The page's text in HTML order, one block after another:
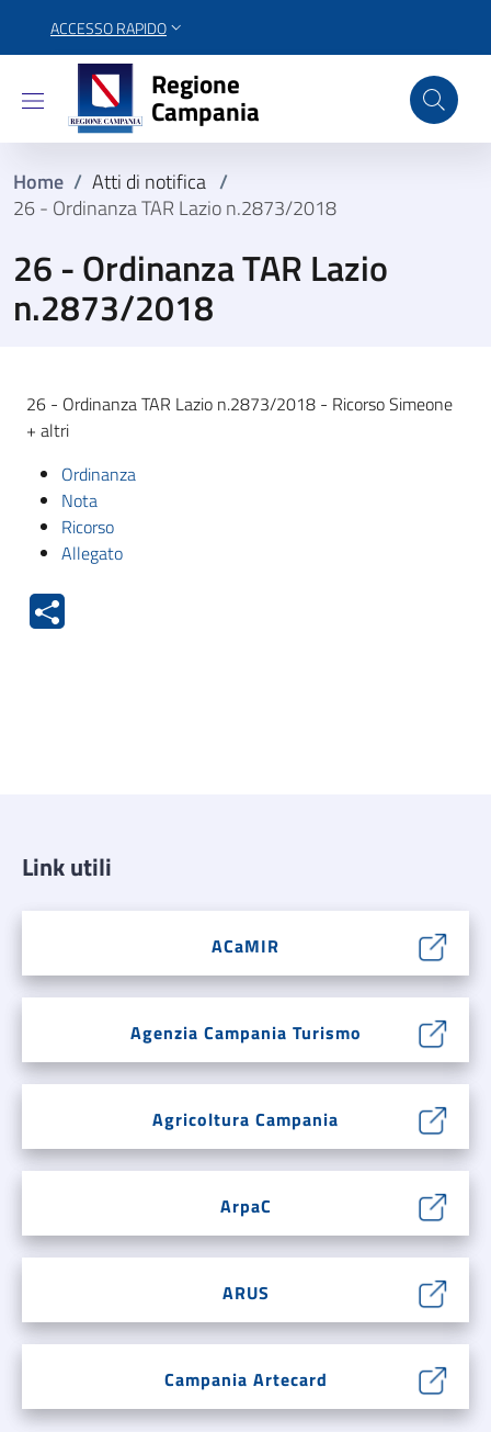
ACCESSO RAPIDO
Regione Campania
Regione
Campania
Home / Atti di notifica /
26 - Ordinanza TAR Lazio n.2873/2018
26 - Ordinanza TAR Lazio
n.2873/2018
26 - Ordinanza TAR Lazio n.2873/2018 - Ricorso Simeone
+ altri
Ordinanza
Nota
Ricorso
Allegato
Link utili
ACaMIR
Agenzia Campania Turismo
Agricoltura Campania
ArpaC
ARUS
Campania Artecard